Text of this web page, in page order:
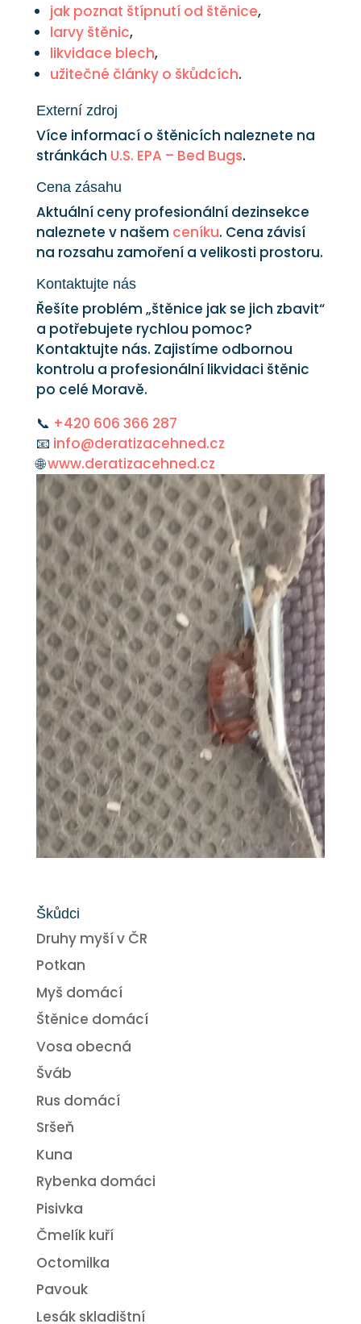
jak poznat štípnutí od štěnice,
larvy štěnic,
likvidace blech,
užitečné články o škůdcích.
Externí zdroj
Více informací o štěnicích naleznete na
stránkách U.S. EPA – Bed Bugs.
Cena zásahu
Aktuální ceny profesionální dezinsekce
naleznete v našem ceníku. Cena závisí
na rozsahu zamoření a velikosti prostoru.
Kontaktujte nás
Řešíte problém „štěnice jak se jich zbavit“
a potřebujete rychlou pomoc?
Kontaktujte nás. Zajistíme odbornou
kontrolu a profesionální likvidaci štěnic
po celé Moravě.
📞 +420 606 366 287
📧 info@deratizacehned.cz
🌐www.deratizacehned.cz
Škůdci
Druhy myší v ČR
Potkan
Myš domácí
Štěnice domácí
Vosa obecná
Šváb
Rus domácí
Sršeň
Kuna
Rybenka domáci
Pisivka
Čmelík kuří
Octomilka
Pavouk
Lesák skladištní